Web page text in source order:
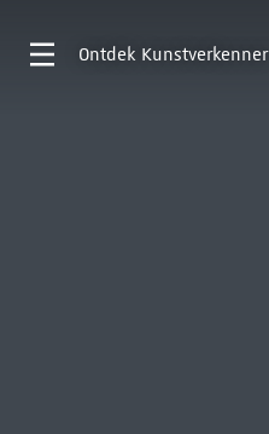
Ontdek Kunstverkenner